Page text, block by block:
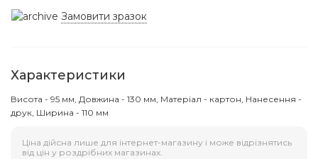
Замовити зразок
Характеристики
Висота - 95 мм, Довжина - 130 мм, Матеріал - картон, Нанесення -
друк, Ширина - 110 мм
Ціна дійсна лише для інтернет-магазину і може відрізнятись
від цін у роздрібних магазинах.